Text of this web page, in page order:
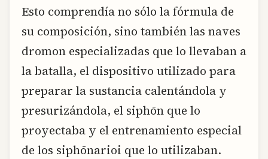
Esto comprendía no sólo la fórmula de
su composición, sino también las naves
dromon especializadas que lo llevaban a
la batalla, el dispositivo utilizado para
preparar la sustancia calentándola y
presurizándola, el siphōn que lo
proyectaba y el entrenamiento especial
de los siphōnarioi que lo utilizaban.